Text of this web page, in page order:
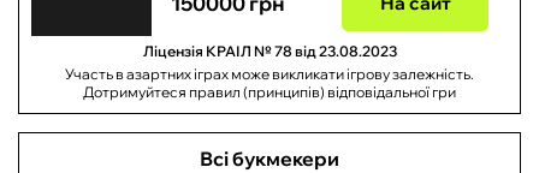
Ліцензія КРАІЛ № 78 від 23.08.2023
Участь в азартних іграх може викликати ігрову залежність.
Дотримуйтеся правил (принципів) відповідальної гри
Всі букмекери